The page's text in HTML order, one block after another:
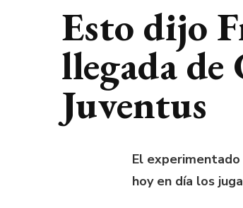
Esto dijo
llegada
Juventus
El
hoy en día los